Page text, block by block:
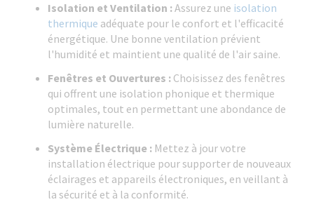
Isolation et Ventilation :Assurez une isolation
thermique adéquate pour le confort et l'efficacité
énergétique. Une bonne ventilation prévient
l'humidité et maintient une qualité de l'air saine.
Fenêtres et Ouvertures : Choisissez des fenêtres
qui offrent une isolation phonique et thermique
optimales, tout en permettant une abondance de
lumière naturelle.
Système Électrique : Mettez à jour votre
installation électrique pour supporter de nouveaux
éclairages et appareils électroniques, en veillant à
la sécurité et à la conformité.